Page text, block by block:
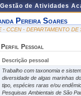
de Atividades
Pereira Soares
- CCEN - DEPARTAMENTO
Perfil Pessoal
Descrição pessoal
Trabalho com taxonomia e
diversidade de algas marinhas
tipo, espécies raras e/ou
Pesquisas Ambientais de São